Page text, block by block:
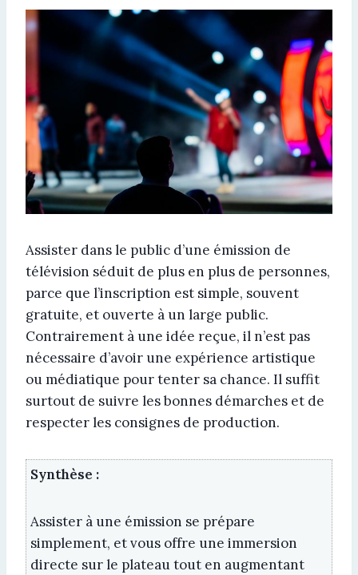
Assister dans le public d’une émission de
télévision séduit de plus en plus de personnes,
parce que l’inscription est simple, souvent
gratuite, et ouverte à un large public.
Contrairement à une idée reçue, il n’est pas
nécessaire d’avoir une expérience artistique
ou médiatique pour tenter sa chance. Il suffit
surtout de suivre les bonnes démarches et de
respecter les consignes de production.
Synthèse :
Assister à une émission se prépare
simplement, et vous offre une immersion
directe sur le plateau tout en augmentant